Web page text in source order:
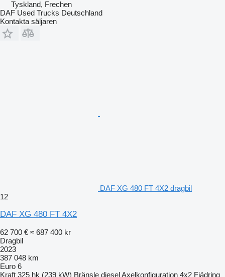
Tyskland, Frechen
DAF Used Trucks Deutschland
Kontakta säljaren
DAF XG 480 FT 4X2 dragbil
12
DAF XG 480 FT 4X2
62 700 € ≈ 687 400 kr
Dragbil
2023
387 048 km
Euro 6
Kraft 325 hk (239 kW) Bränsle dieselAxelkonfiguration 4x2 Fjädring